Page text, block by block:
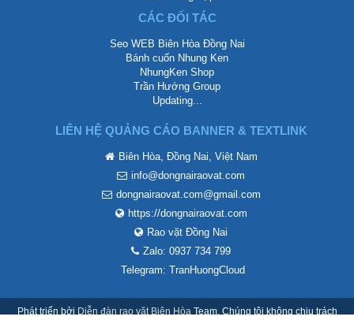
CÁC ĐỐI TÁC
Seo WEB Biên Hòa Đồng Nai
Bánh cuốn Nhung Ken
NhungKen Shop
Trần Hướng Group
Updating...
LIÊN HỆ QUẢNG CÁO BANNER & TEXTLINK
Biên Hòa, Đồng Nai, Việt Nam
info@dongnairaovat.com
dongnairaovat.com@gmail.com
https://dongnairaovat.com
Rao vặt Đồng Nai
Zalo: 0937 734 799
Telegram: TranHuongCloud
Phát triển bởi Diễn đàn rao vặt Biên HòaTeam. Chúng tôi không chịu trách